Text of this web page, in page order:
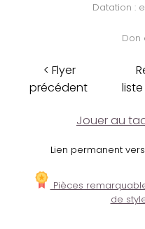
Datation :
Don
< Flyer
précédent
liste
Jouer au
Lien permanent
Pièces
de